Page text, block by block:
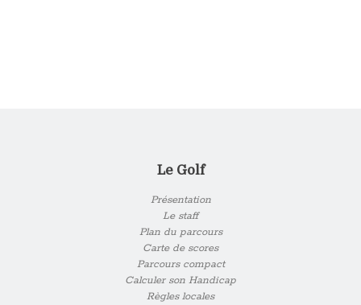
Le Golf
Présentation
Le staff
Plan du parcours
Carte de scores
Parcours compact
Calculer son Handicap
Règles locales